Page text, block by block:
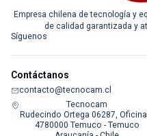
Empresa chilena de tecnología y
de calidad garantizada y
Síguenos
Contáctanos
contacto@tecnocam.cl
Tecnocam
Rudecindo Ortega 06287,
4780000 Temuco - Temuco